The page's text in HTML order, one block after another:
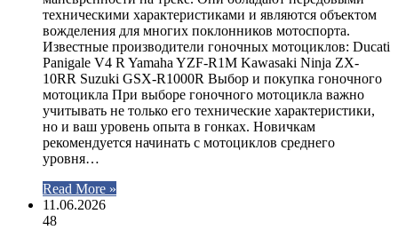
техническими характеристиками и являются объектом
вожделения для многих поклонников мотоспорта.
Известные производители гоночных мотоциклов: Ducati
Panigale V4 R Yamaha YZF-R1M Kawasaki Ninja ZX-
10RR Suzuki GSX-R1000R Выбор и покупка гоночного
мотоцикла При выборе гоночного мотоцикла важно
учитывать не только его технические характеристики,
но и ваш уровень опыта в гонках. Новичкам
рекомендуется начинать с мотоциклов среднего
уровня…
Read More »
11.06.2026
48